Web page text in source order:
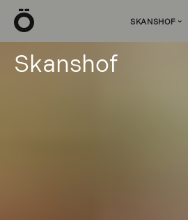
SKANSHOF›
Skanshof
Ö